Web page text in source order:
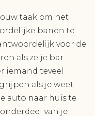
taak om het
banen te
voor de
als ze je bar
iemand teveel
als je weet
auto naar huis te
van je